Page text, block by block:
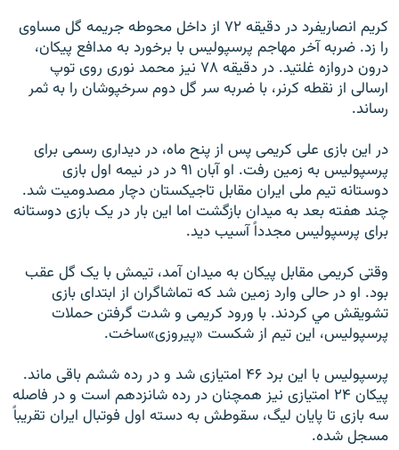
کريم انصاريفرد در دقيقه ۷۲ از داخل محوطه جريمه گل مساوی
را زد. ضربه آخر مهاجم پرسپوليس با برخورد به مدافع پيکان،
درون دروازه غلتيد. در دقيقه ۷۸ نيز محمد نوری روی توپ
ارسالی از نقطه کرنر، با ضربه سر گل دوم سرخپوشان را به ثمر
رساند.
در اين بازی علی کريمی پس از پنح ماه، در ديداری رسمی برای
پرسپوليس به زمين رفت. او آبان ۹۱ در در نيمه اول بازی
دوستانه تيم ملی ايران مقابل تاجيکستان دچار مصدوميت شد.
چند هفته بعد به ميدان بازگشت اما اين بار در يک بازی دوستانه
برای پرسپوليس مجدداً آسيب ديد.
وقتی کريمی مقابل پيکان به ميدان آمد، تيمش با يک گل عقب
بود. او در حالی وارد زمين شد که تماشاگران از ابتدای بازی
تشويقش مي کردند. با ورود کريمی و شدت گرفتن حملات
پرسپوليس، اين تيم از شکست «پيروزی»‌ساخت.
پرسپوليس با اين برد ۴۶ امتيازی شد و در رده ششم باقی ماند.
پيکان ۲۴ امتيازی نيز همچنان در رده شانزدهم است و در فاصله
سه بازی تا پايان ليگ، سقوطش به دسته اول فوتبال ايران تقريباً
مسجل شده.